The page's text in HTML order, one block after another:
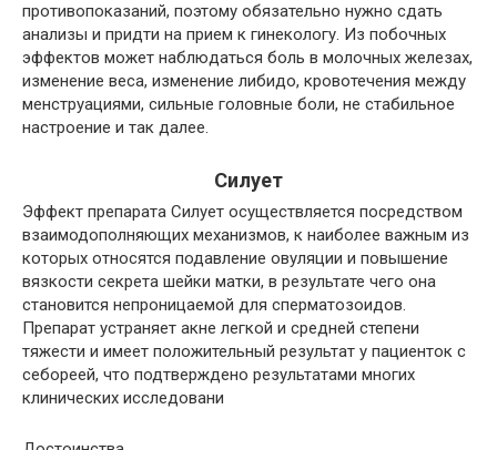
противопоказаний, поэтому обязательно нужно сдать
анализы и придти на прием к гинекологу. Из побочных
эффектов может наблюдаться боль в молочных железах,
изменение веса, изменение либидо, кровотечения между
менструациями, сильные головные боли, не стабильное
настроение и так далее.
Силует
Эффект препарата Силует осуществляется посредством
взаимодополняющих механизмов, к наиболее важным из
которых относятся подавление овуляции и повышение
вязкости секрета шейки матки, в результате чего она
становится непроницаемой для сперматозоидов.
Препарат устраняет акне легкой и средней степени
тяжести и имеет положительный результат у пациенток с
себореей, что подтверждено результатами многих
клинических исследовани